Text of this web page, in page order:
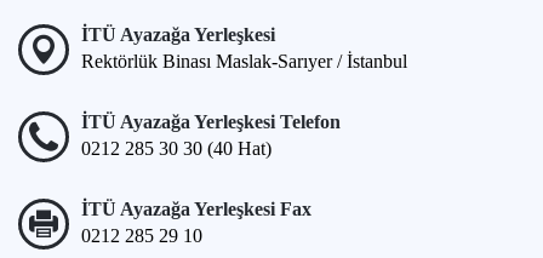
İTÜ Ayazağa Yerleşkesi
Rektörlük Binası Maslak-Sarıyer / İstanbul
İTÜ Ayazağa Yerleşkesi Telefon
0212 285 30 30 (40 Hat)
İTÜ Ayazağa Yerleşkesi Fax
0212 285 29 10